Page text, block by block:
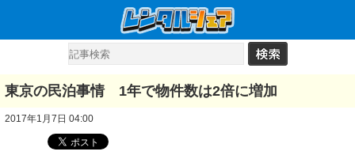
東京の民泊事情 1年で物件数は2倍に増加
2017年1月7日 04:00